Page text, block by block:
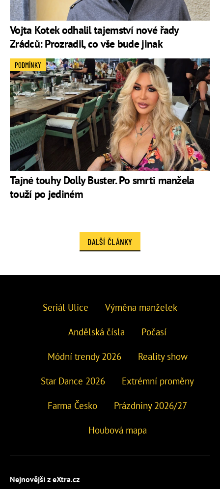
Vojta Kotek odhalil tajemství nové řady
Zrádců: Prozradil, co vše bude jinak
Tajné touhy Dolly Buster. Po smrti manžela
touží po jediném
PODMÍNKY
DALŠÍ ČLÁNKY
Seriál Ulice Výměna manželek
Andělská čísla Počasí
Módní trendy 2026 Reality show
Star Dance 2026 Extrémní proměny
Farma Česko Prázdniny 2026/27
Houbová mapa
Nejnovější z eXtra.cz